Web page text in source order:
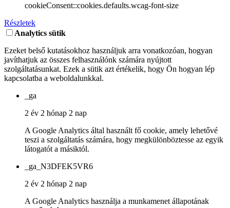
cookieConsent::cookies.defaults.wcag-font-size
Részletek
Analytics sütik
Ezeket belső kutatásokhoz használjuk arra vonatkozóan, hogyan
javíthatjuk az összes felhasználónk számára nyújtott
szolgáltatásunkat. Ezek a sütik azt értékelik, hogy Ön hogyan lép
kapcsolatba a weboldalunkkal.
_ga
2 év 2 hónap 2 nap
A Google Analytics által használt fő cookie, amely lehetővé
teszi a szolgáltatás számára, hogy megkülönböztesse az egyik
látogatót a másiktól.
_ga_N3DFEK5VR6
2 év 2 hónap 2 nap
A Google Analytics használja a munkamenet állapotának